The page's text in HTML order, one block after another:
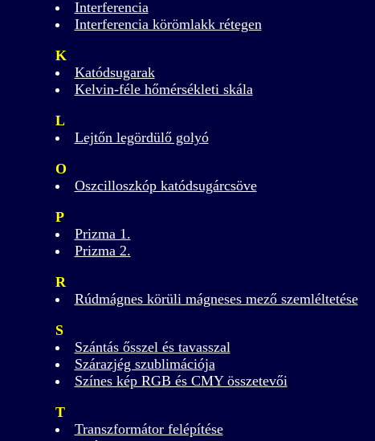
Interferencia
Interferencia körömlakk rétegen
K
Katódsugarak
Kelvin-féle hőmérsékleti skála
L
Lejtőn legördülő golyó
O
Oszcilloszkóp katódsugárcsöve
P
Prizma 1.
Prizma 2.
R
Rúdmágnes körüli mágneses mező szemléltetése
S
Szántás ősszel és tavasszal
Szárazjég szublimációja
Színes kép RGB és CMY összetevői
T
Transzformátor felépítése